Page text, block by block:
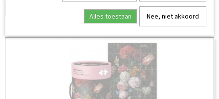
Alles toestaan Nee, niet akkoord